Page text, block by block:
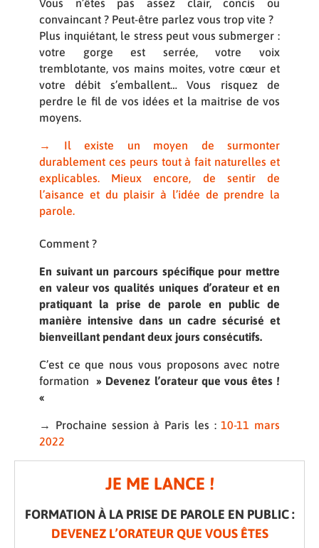
Vous n’êtes pas assez clair, concis ou
convaincant ? Peut-être parlez vous trop vite ?
Plus inquiétant, le stress peut vous submerger :
votre gorge est serrée, votre voix
tremblotante, vos mains moites, votre cœur et
votre débit s’emballent…Vous risquez de
perdre le fil de vos idées et la maitrise de vos
moyens.
→ Il existe un moyen de surmonter
durablement ces peurs tout à fait naturelles et
explicables. Mieux encore, de sentir de
l’aisance et du plaisir à l’idée de prendre la
parole.
Comment ?
En suivant un parcours spécifique pour mettre
en valeur vos qualités uniques d’orateur et en
pratiquant la prise de parole en public de
manière intensive dans un cadre sécurisé et
bienveillant pendant deux jours consécutifs.
C’est ce que nous vous proposons avec notre
formation
» Devenez l’orateur que vous êtes !
«
→ Prochaine session à Paris les :10-11 mars
2022
JE ME LANCE !
FORMATION À LA PRISE DE PAROLE EN PUBLIC :
DEVENEZ L’ORATEUR QUE VOUS ÊTES